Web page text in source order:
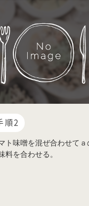
順2
ト味噌を混ぜ合わせてａ
料を合わせる。